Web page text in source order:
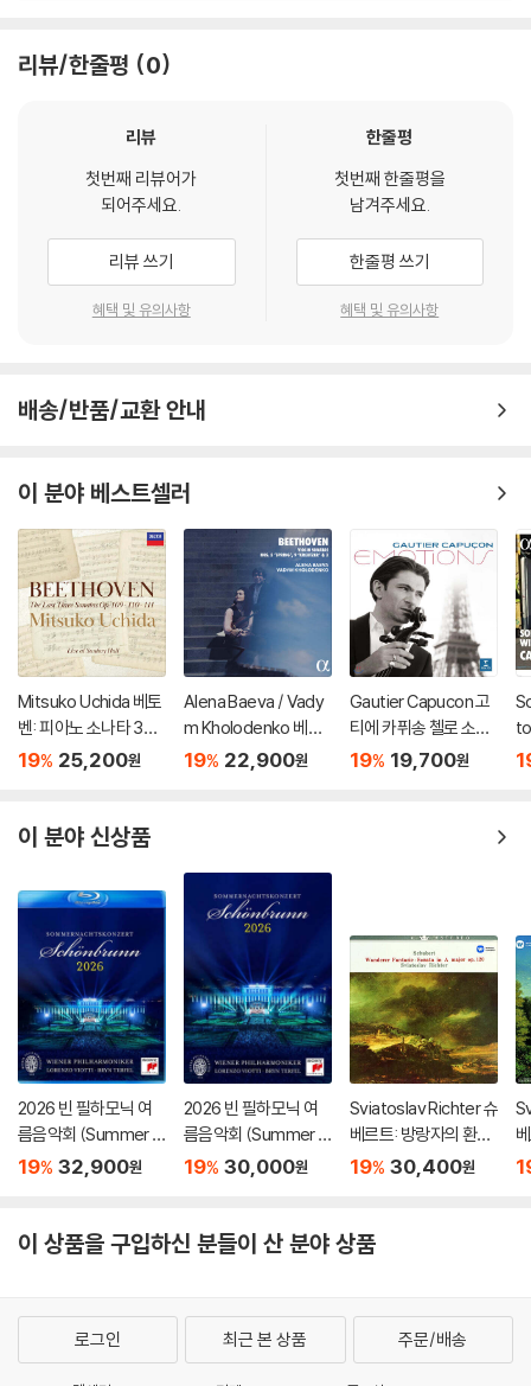
리뷰/한줄평 0
리뷰
첫번째 리뷰어가
되어주세요.
리뷰 쓰기
혜택 및 유의사항
한줄평
첫번째 한줄평을
남겨주세요.
한줄평 쓰기
혜택 및 유의사항
배송/반품/교환 안내
이 분야 베스트셀러
Mitsuko Uchida 베토
벤: 피아노 소나타 30-
32번 (Beethoven: Pi
19% 25,200원
Alena Baeva / Vady
m Kholodenko 베토
벤: 바이올린 소나타 5
19% 22,900원
Gautier Capucon 고
티에 카퓌송 첼로 소품
집 (Emotions)
19% 19,700원
이 분야 신상품
2026 빈 필하모닉 여
름음악회 (Summer Ni
ght Concert 2026)
19% 32,900원
2026 빈 필하모닉 여
름음악회 (Summer Ni
ght Concert 2026)
19% 30,000원
Sviatoslav Richter 슈
베르트: 방랑자의 환상
곡 (Schubert: Wand
19% 30,400원
'
이 상품을 구입하신 분들이 산 분야 상품
로그인 최근 본 상품 주문/배송